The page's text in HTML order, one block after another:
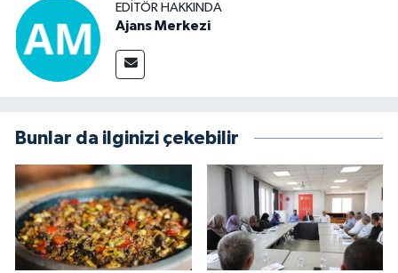
EDITÖR HAKKINDA
Ajans Merkezi
Bunlar da ilginizi çekebilir